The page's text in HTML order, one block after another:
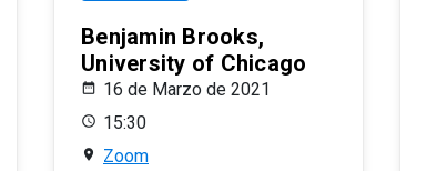
Benjamin Brooks,
University of Chicago
16 de Marzo de 2021
15:30
Zoom